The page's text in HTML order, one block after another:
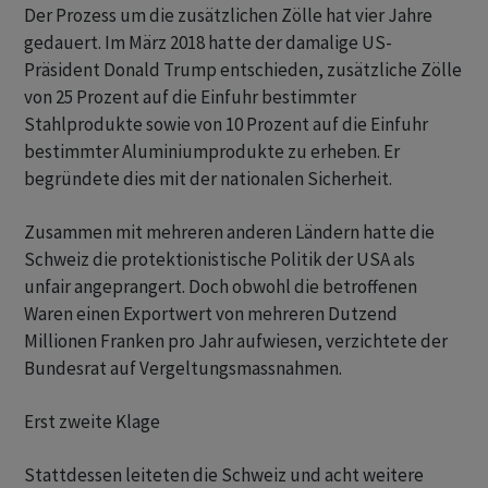
Der Prozess um die zusätzlichen Zölle hat vier Jahre
gedauert. Im März 2018 hatte der damalige US-
Präsident Donald Trump entschieden, zusätzliche Zölle
von 25 Prozent auf die Einfuhr bestimmter
Stahlprodukte sowie von 10 Prozent auf die Einfuhr
bestimmter Aluminiumprodukte zu erheben. Er
begründete dies mit der nationalen Sicherheit.
Zusammen mit mehreren anderen Ländern hatte die
Schweiz die protektionistische Politik der USA als
unfair angeprangert. Doch obwohl die betroffenen
Waren einen Exportwert von mehreren Dutzend
Millionen Franken pro Jahr aufwiesen, verzichtete der
Bundesrat auf Vergeltungsmassnahmen.
Erst zweite Klage
Stattdessen leiteten die Schweiz und acht weitere